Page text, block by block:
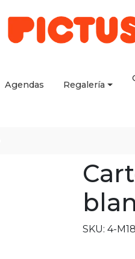
Agendas Regalería
SKU: 4-